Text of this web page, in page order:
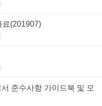
료(201907)
준수사항 가이드북 및 모